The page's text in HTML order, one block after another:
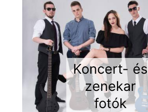
Koncert- és
zenekar
fotók